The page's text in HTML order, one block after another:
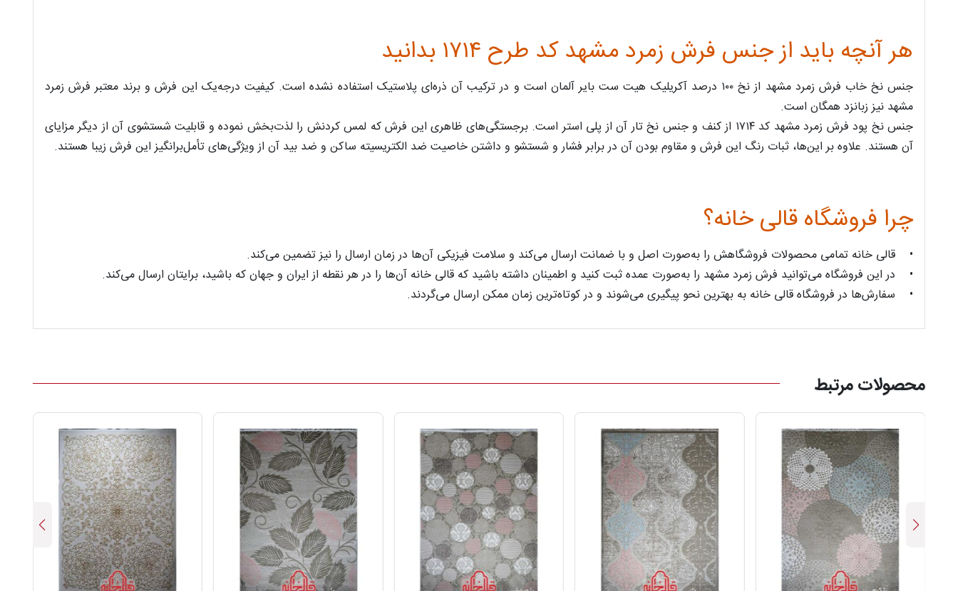
هر آنچه باید از جنس فرش زمرد مشهد کد طرح ۱۷۱۴ بدانید
جنس نخ خاب فرش زمرد مشهد از نخ ۱۰۰ درصد آکریلیک هیت ست بایر آلمان است و در ترکیب آن ذره‌ای پلاستیک استفاده نشده است. کیفیت درجه‌یک این فرش و برند معتبر فرش زمرد
مشهد نیز زبانزد همگان است.
جنس نخ پود فرش زمرد مشهد کد ۱۷۱۴ از کنف و جنس نخ تار آن از پلی استر است. برجستگی‌های ظاهری این فرش که لمس ‌کردنش را لذت‌بخش نموده و قابلیت شستشوی آن از دیگر مزایای
آن هستند. علاوه بر این‌ها، ثبات رنگ این فرش و مقاوم ‌بودن آن در برابر فشار و شستشو و داشتن خاصیت ضد الکتریسیته ساکن و ضد بید آن از ویژگی‌های تأمل‌برانگیز این فرش زیبا هستند.
چرا فروشگاه قالی خانه؟
• قالی خانه تمامی محصولات فروشگاهش را به‌صورت اصل و با ضمانت ارسال می‌کند و سلامت فیزیکی آن‌ها در زمان ارسال را نیز تضمین می‌کند.
• در این فروشگاه می‌توانید فرش زمرد مشهد را به‌صورت عمده ثبت کنید و اطمینان داشته باشید که قالی خانه آن‌ها را در هر نقطه از ایران و جهان که باشید، برایتان ارسال می‌کند.
• سفارش‌ها در فروشگاه قالی خانه به بهترین نحو پیگیری می‌شوند و در کوتاه‌ترین زمان ممکن ارسال می‌گردند.
محصولات مرتبط